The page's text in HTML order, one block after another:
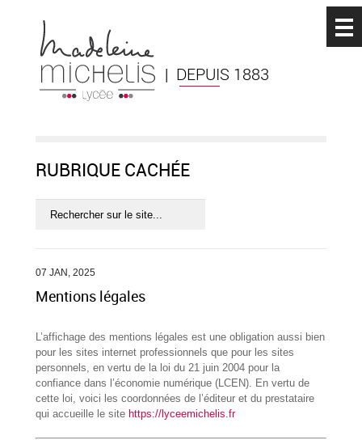
| DEPUIS 1883
RUBRIQUE CACHÉE
07 JAN, 2025
Mentions légales
L’affichage des mentions légales est une obligation aussi bien
pour les sites internet professionnels que pour les sites
personnels, en vertu de la loi du 21 juin 2004 pour la
confiance dans l’économie numérique (LCEN). En vertu de
cette loi, voici les coordonnées de l’éditeur et du prestataire
qui accueille le site https://lyceemichelis.fr